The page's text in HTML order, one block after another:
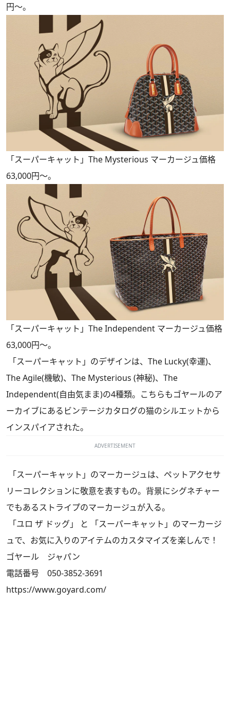
円～。
「スーパーキャット」The Mysterious マーカージュ価格
63,000円～。
「スーパーキャット」The Independent マーカージュ価格
63,000円～。
「スーパーキャット」のデザインは、The Lucky(幸運)、
The Agile(機敏)、The Mysterious (神秘)、The
Independent(自由気まま)の4種類。こちらもゴヤールのア
ーカイブにあるビンテージカタログの猫のシルエットから
インスパイアされた。
ADVERTISEMENT
「スーパーキャット」のマーカージュは、ペットアクセサ
リーコレクションに敬意を表すもの。背景にシグネチャー
でもあるストライプのマーカージュが入る。
「ユロ ザ ドッグ」 と 「スーパーキャット」のマーカージ
ュで、お気に入りのアイテムのカスタマイズを楽しんで！
ゴヤール ジャパン
電話番号 050-3852-3691
https://www.goyard.com/